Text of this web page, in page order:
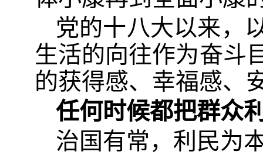
党的十八大以来，
生活的向往作为奋斗
的获得感、幸福感、
任何时候都把群众
治国有常，利民为